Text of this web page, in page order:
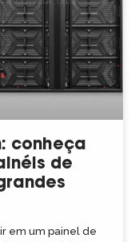
conheça
de
em um painel de